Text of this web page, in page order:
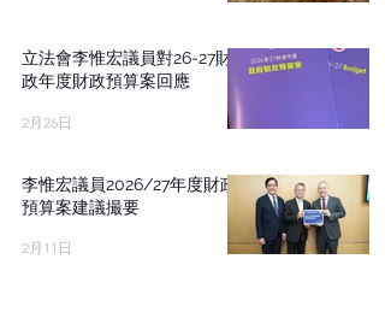
立法會李惟宏議員對26-27財
政年度財政預算案回應
2月26日
李惟宏議員2026/27年度財政
預算案建議撮要
2月11日